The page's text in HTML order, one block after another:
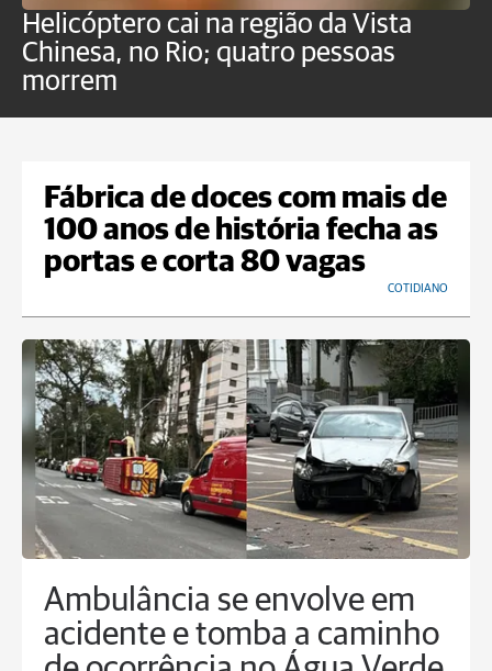
Helicóptero cai na região da Vista
Chinesa, no Rio; quatro pessoas
morrem
Fábrica de doces com mais de
100 anos de história fecha as
portas e corta 80 vagas
COTIDIANO
Ambulância se envolve em
acidente e tomba a caminho